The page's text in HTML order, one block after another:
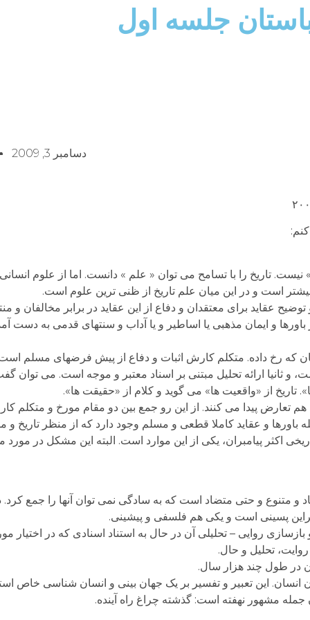
باستان جلسه اول
دسامبر 3, 2009
نیست. تاریخ را با تسامح می توان « علم » دانست. اما از علوم
است و در این میان علم تاریخ از ظنی ترین علوم است.
عقاید برای معتقدان و دفاع از این عقاید در برابر مخالفان و
و ایمان مذهبی یا اساطیر و یا آداب و سنتهای قدمی به دست
که رخ داده. متکلم کارش اثبات و دفاع از پیش فرضهای مسلم
و ثانیا ارائه تحلیل مبتنی بر اسناد معتبر و موجه است. می توان
تاریخ از «واقعیت ها» می گوید و کلام از «حقیقت ها».
با هم تعارض پیدا می کنند. از این رو جمع بین دو مقام مورخ و متکلم
باورها و عقاید کاملا قطعی و مسلم وجود دارد که از منظر تاریخ و
اکثر پیامبران، یکی از این موارد است. البته این مشکل در
و متنوع و حتی متضاد است که به سادگی نمی توان آنها را جمع
پسینی است و یکی هم فلسفی و پیشینی.
روایی – تحلیلی آن در حال به استناد اسنادی که در اختیار
تحلیل و حال.
در طول چند هزار سال.
انسان. این تعبیر و تفسیر بر یک جهان بینی و انسان شناسی خاص
جمله مشهور نهفته است: گذشته چراغ راه آینده.